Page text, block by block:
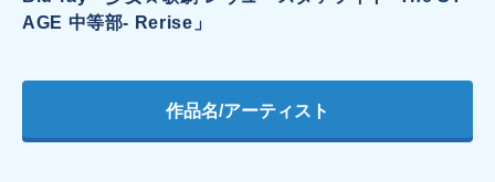
AGE 中等部- Rerise」
作品名/アーティスト